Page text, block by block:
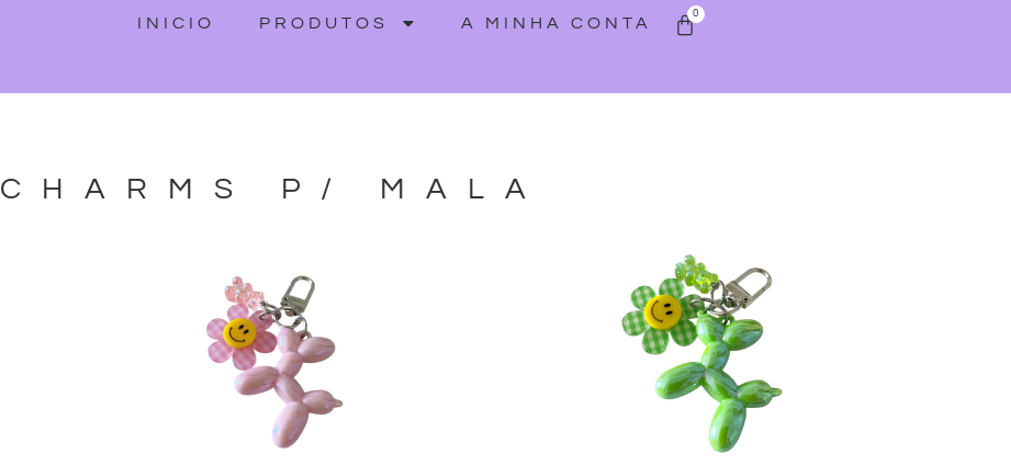
INICIO PRODUTOS A MINHA CONTA
0
CHARMS P/ MALA